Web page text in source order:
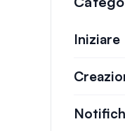
Iniziare